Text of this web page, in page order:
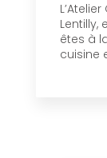
Lentilly,
êtes à
cuisine